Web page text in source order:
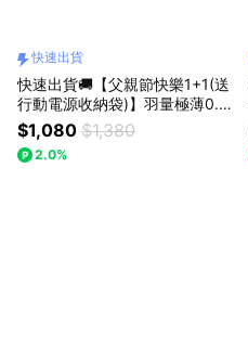
快速出貨
快速出貨🚚【父親節快樂1+1(送
行動電源收納袋)】羽量極薄0.6
9cm固態防爆磁吸5000mAh行
動電源RB69 RASTO(本體標示1
9.25Wh/可帶上飛機)
$1,080 $1,380
2.0%